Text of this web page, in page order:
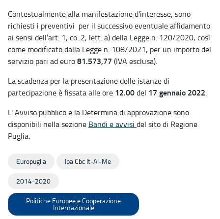
Contestualmente alla manifestazione d'interesse, sono
richiesti i preventivi per il successivo eventuale affidamento
ai sensi dell’art. 1, co. 2, lett. a) della Legge n. 120/2020, così
come modificato dalla Legge n. 108/2021, per un importo del
servizio pari ad euro81.573,77 (IVA esclusa).
La scadenza per la presentazione delle istanze di
partecipazione è fissata alle ore 12.00del 17 gennaio 2022.
L' Avviso pubblico e la Determina di approvazione sono
disponibili nella sezione Bandi e avvisi del sito di Regione
Puglia.
Europuglia Ipa Cbc It-Al-Me
2014-2020
Politiche Europee e Cooperazione
Internazionale